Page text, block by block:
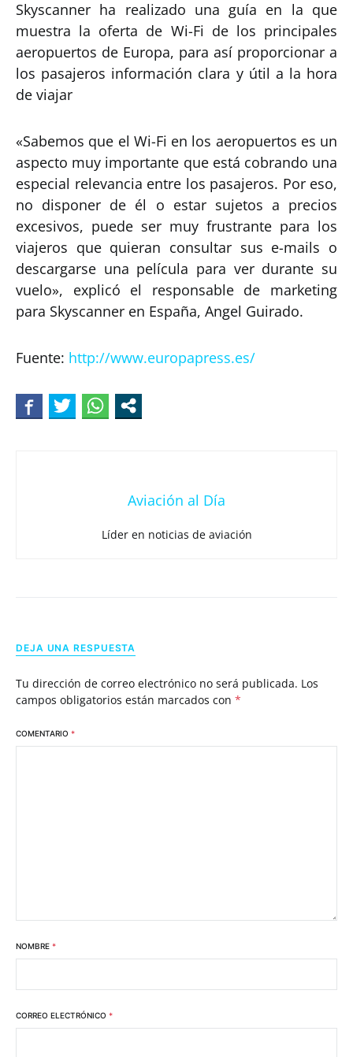
Skyscanner ha realizado una guía en la que
muestra la oferta de Wi-Fi de los principales
aeropuertos de Europa, para así proporcionar a
los pasajeros información clara y útil a la hora
de viajar
«Sabemos que el Wi-Fi en los aeropuertos es un
aspecto muy importante que está cobrando una
especial relevancia entre los pasajeros. Por eso,
no disponer de él o estar sujetos a precios
excesivos, puede ser muy frustrante para los
viajeros que quieran consultar sus e-mails o
descargarse una película para ver durante su
vuelo», explicó el responsable de marketing
para Skyscanner en España, Angel Guirado.
Fuente: http://www.europapress.es/
Aviación al Día
Líder en noticias de aviación
DEJA UNA RESPUESTA
Tu dirección de correo electrónico no será publicada. Los
campos obligatorios están marcados con *
COMENTARIO *
NOMBRE *
CORREO ELECTRÓNICO *